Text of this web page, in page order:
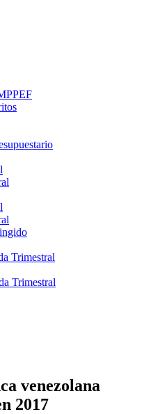
Trimestral
Trimestral
venezolana
2017